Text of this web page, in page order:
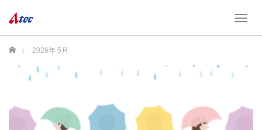
T
ホーム 2026年 5月